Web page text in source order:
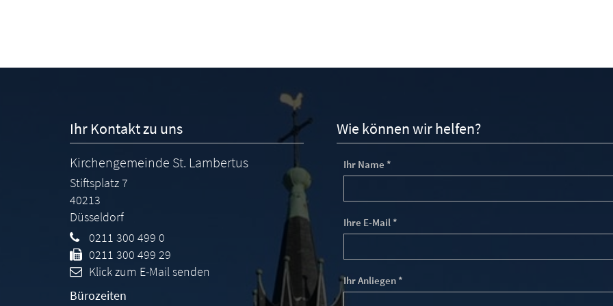
Wie können wir helfen?
Ihr Name *
Ihre E-Mail *
Ihr Anliegen *
Ihr Kontakt zu uns
Kirchengemeinde St. Lambertus
Stiftsplatz 7
40213
Düsseldorf
0211 300 499 0
0211 300 499 29
Klick zum E-Mail senden
Bürozeiten